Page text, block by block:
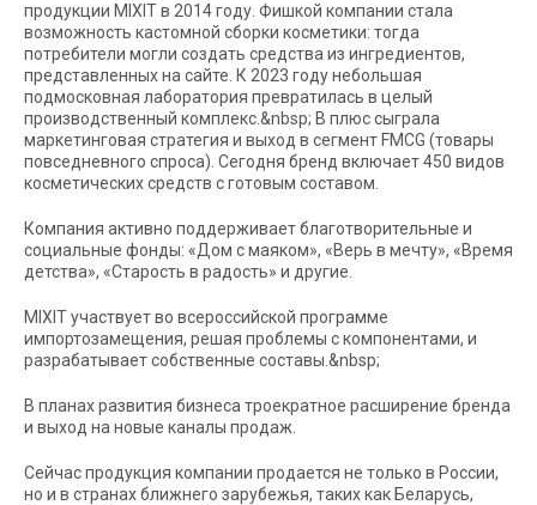
продукции MIXIT в 2014 году. Фишкой компании стала
возможность кастомной сборки косметики: тогда
потребители могли создать средства из ингредиентов,
представленных на сайте. К 2023 году небольшая
подмосковная лаборатория превратилась в целый
производственный комплекс.&nbsp; В плюс сыграла
маркетинговая стратегия и выход в сегмент FMCG (товары
повседневного спроса). Сегодня бренд включает 450 видов
косметических средств с готовым составом.
Компания активно поддерживает благотворительные и
социальные фонды: «Дом с маяком», «Верь в мечту», «Время
детства», «Старость в радость» и другие.
MIXIT участвует во всероссийской программе
импортозамещения, решая проблемы с компонентами, и
разрабатывает собственные составы.&nbsp;
В планах развития бизнеса троекратное расширение бренда
и выход на новые каналы продаж.
Сейчас продукция компании продается не только в России,
но и в странах ближнего зарубежья, таких как Беларусь,